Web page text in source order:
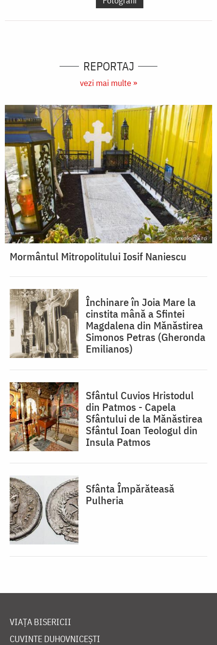
REPORTAJ
vezi mai multe »
Mormântul Mitropolitului Iosif Naniescu
Închinare în Joia Mare la
cinstita mână a Sfintei
Magdalena din Mănăstirea
Simonos Petras (Gheronda
Emilianos)
Sfântul Cuvios Hristodul
din Patmos - Capela
Sfântului de la Mănăstirea
Sfântul Ioan Teologul din
Insula Patmos
Sfânta Împărăteasă
Pulheria
VIAȚA BISERICII
CUVINTE DUHOVNICEȘTI